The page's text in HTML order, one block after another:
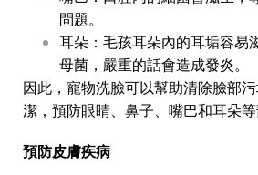
問題。
耳朵：毛孩耳朵內的耳垢容易
母菌，嚴重的話會造成發炎。
因此，寵物洗臉可以幫助清除臉部
潔，預防眼睛、鼻子、嘴巴和耳朵等
預防皮膚疾病